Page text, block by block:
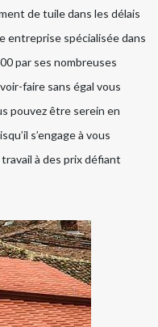
de tuile dans les délais
entreprise spécialisée dans
par ses nombreuses
faire sans égal vous
pouvez être serein en
s’engage à vous
à des prix défiant